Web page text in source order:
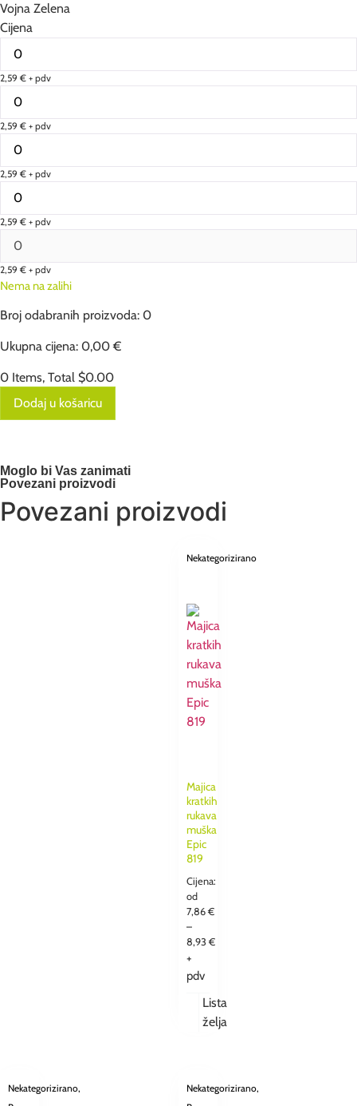
Vojna Zelena
Cijena
2,59 € + pdv
2,59 € + pdv
2,59 € + pdv
2,59 € + pdv
2,59 € + pdv
Nema na zalihi
Broj odabranih proizvoda: 0
Ukupna cijena: 0,00€
0 Items, Total $0.00
Dodaj u košaricu
Moglo bi Vas zanimati
Povezani proizvodi
Povezani proizvodi
Nekategorizirano
Majica
kratkih
rukava
muška
Epic
819
Cijena:
od
7,86 €
–
8,93 €
+
pdv
Lista
želja
Nekategorizirano,
Nekategorizirano,